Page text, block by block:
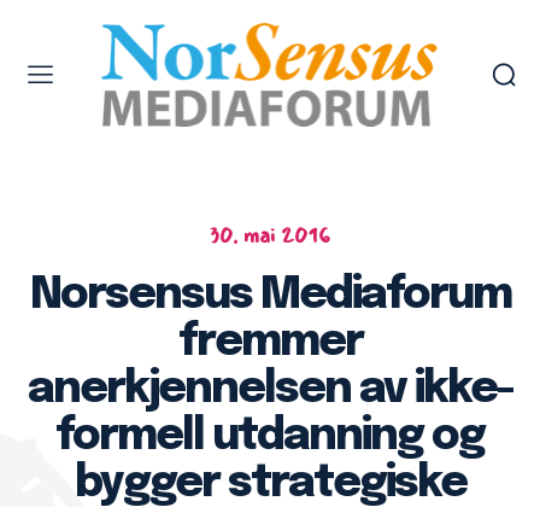
30. mai 2016
Norsensus Mediaforum
fremmer
anerkjennelsen av ikke-
formell utdanning og
bygger strategiske